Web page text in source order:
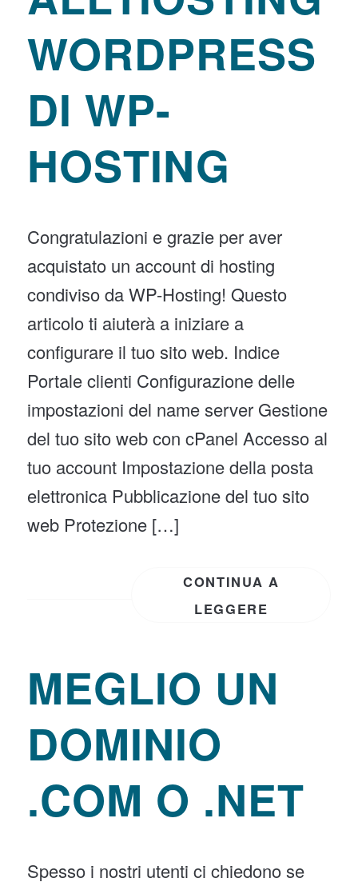
WORDPRESS
DI WP-
HOSTING
Congratulazioni e grazie per aver
acquistato un account di hosting
condiviso da WP-Hosting! Questo
articolo ti aiuterà a iniziare a
configurare il tuo sito web. Indice
Portale clienti Configurazione delle
impostazioni del name server Gestione
del tuo sito web con cPanel Accesso al
tuo account Impostazione della posta
elettronica Pubblicazione del tuo sito
web Protezione […]
CONTINUA A
LEGGERE
MEGLIO UN
DOMINIO
.COM O .NET
Spesso i nostri utenti ci chiedono se